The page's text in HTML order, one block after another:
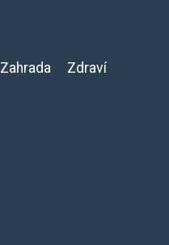
Zahrada Zdraví